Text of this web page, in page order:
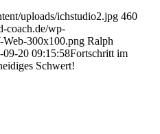
uploads/ichstudio2.jpg 460
coach.de/wp-
Web-300x100.png Ralph
09-20 09:15:58Fortschritt im
Schwert!